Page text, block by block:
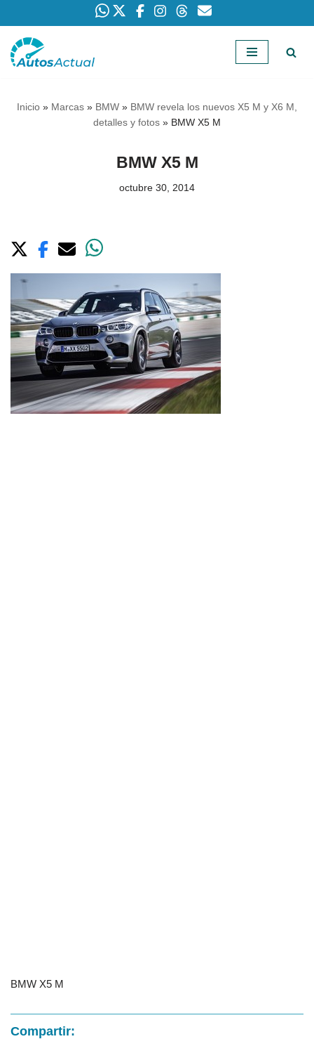
Saltar
Inicio » Marcas » BMW » BMW revela los nuevos X5 M y X6 M,
detalles y fotos » BMW X5 M
BMW X5 M
octubre 30, 2014
BMW X5 M
Compartir: